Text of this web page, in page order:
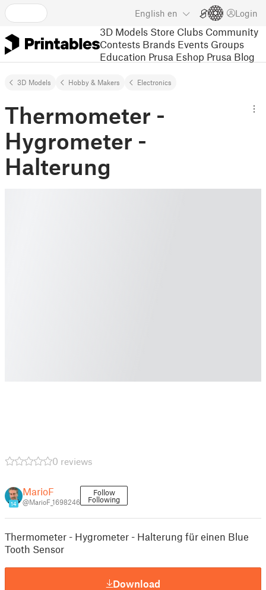
English en Login
3D Models Store Clubs Community
Contests Brands Events Groups
Education Prusa Eshop Prusa Blog
3D Models Hobby & Makers Electronics
Thermometer -
Hygrometer -
Halterung
0 reviews
14
MarioF
@MarioF_1698246
Follow
Following
Thermometer - Hygrometer - Halterung für einen Blue
Tooth Sensor
Download